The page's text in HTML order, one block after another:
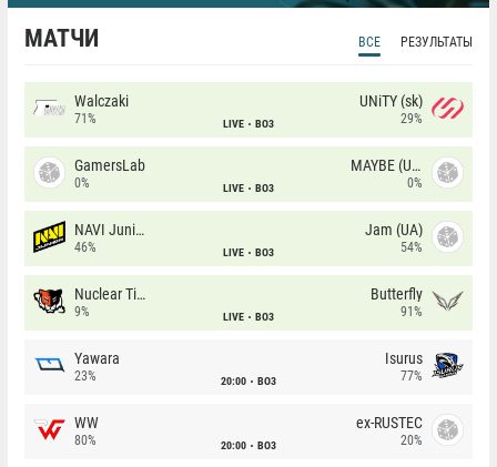
МАТЧИ ВСЕ РЕЗУЛЬТАТЫ
Walczaki
71% LIVE BO3
UNiTY (sk)
29%
GamersLab
0% LIVE BO3
MAYBE (UA)
0%
NAVI Junior
46% LIVE BO3
Jam (UA)
54%
Nuclear TigeRES
9% LIVE BO3
Butterfly
91%
Yawara
23% 20:00 BO3
Isurus
77%
WW
80% 20:00 BO3
ex-RUSTEC
20%